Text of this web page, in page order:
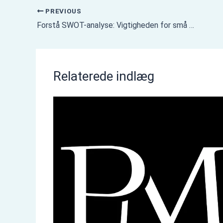
PREVIOUS
Forstå SWOT-analyse: Vigtigheden for små virksomheder og startups
Relaterede indlæg